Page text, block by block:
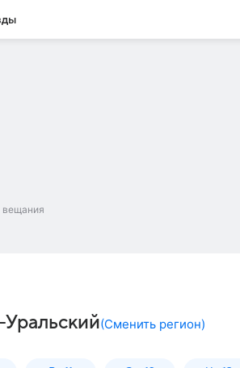
вещания
(Сменить регион)